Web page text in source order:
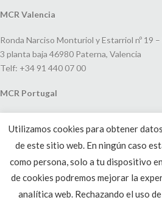
MCR Valencia
Ronda Narciso Monturiol y Estarriol nº 19
3 planta baja 46980 Paterna, Valencia
Telf: +34 91 440 07 00
MCR Portugal
João V, 24
1250-091 Lisboa, Portugal
Telf: +351 220 993 033
Utilizamos cookies para obtener
de este sitio web. En ningún caso
como persona, solo a tu dispositivo
de cookies podremos mejorar la
analítica web. Rechazando el uso